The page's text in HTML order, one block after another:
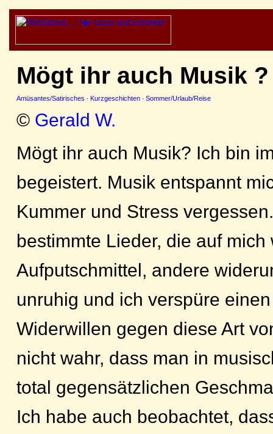
Mögt ihr auch Musik ?
Amüsantes/Satirisches · Kurzgeschichten · Sommer/Urlaub/Reise
© Gerald W.
Mögt ihr auch Musik? Ich bin
begeistert. Musik entspannt
Kummer und Stress
bestimmte Lieder, die auf mich
Aufputschmittel, andere
unruhig und ich verspüre
Widerwillen gegen diese Art
nicht wahr, dass man in
total gegensätzlichen
Ich habe auch beobachtet,